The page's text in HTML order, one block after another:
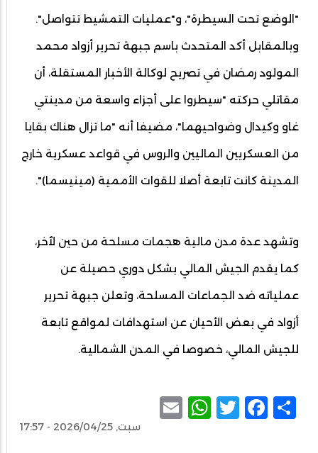
"الوضع تحت السيطرة"، و"عمليات التمشيط تتواصل".
وبالمقابل أكد المتحدث باسم جبهة تحرير أزواد محمد
المولود رمضان في تصريح لوكالة الأخبار المستقلة، أن
مقاتلي حركته "سيطروا على أجزاء واسعة من مدينتي
غاو وكيدال وضواحيهما"، مضيفا أنه "ما تزال هناك بقايا
من العسكريين الماليين والروس في قواعد عسكرية خارج
المدينة كانت تابعة أصلا للقوات الأممية (مينيسما)".
وتشهد عدة مدن مالية هجمات مسلحة من حين لٱخر،
كما يقدم الجيش المالي بشكل دوري حصيلة عن
عملياته ضد الجماعات المسلحة، وتعلن جبهة تحرير
أزواد في بعض الأحيان عن استهدافات لمواقع تابعة
للجيش المالي، خصوصا في المدن الشمالية.
Share
Facebook
Twitter
WhatsApp
سبت, 2026/04/25 - 17:57